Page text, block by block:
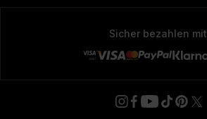
Sicher bezahlen mit